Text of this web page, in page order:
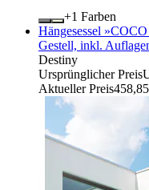
+
Farben
Hängesessel
Gestell, inkl.
Destiny
Ursprünglicher Preis
Aktueller Preis